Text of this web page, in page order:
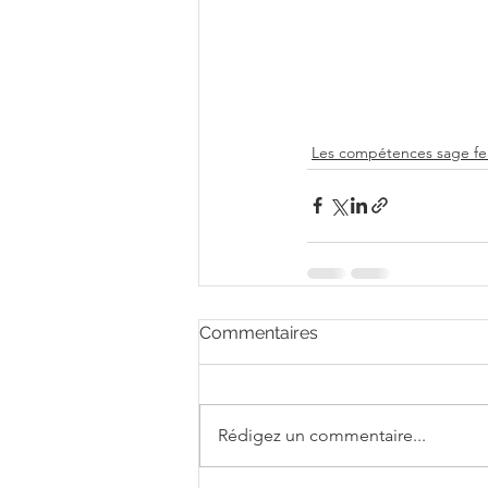
Les compétences sage
Commentaires
Rédigez un commentaire...